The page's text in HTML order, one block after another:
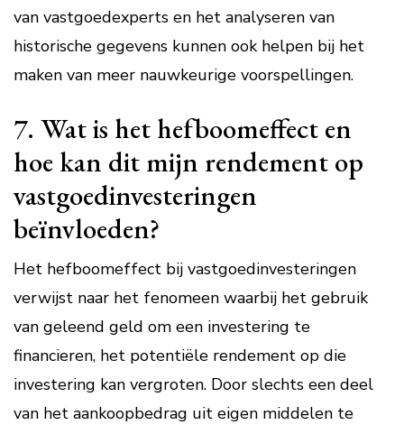
van vastgoedexperts en het analyseren van
historische gegevens kunnen ook helpen bij het
maken van meer nauwkeurige voorspellingen.
7. Wat is het hefboomeffect en
hoe kan dit mijn rendement op
vastgoedinvesteringen
beïnvloeden?
Het hefboomeffect bij vastgoedinvesteringen
verwijst naar het fenomeen waarbij het gebruik
van geleend geld om een investering te
financieren, het potentiële rendement op die
investering kan vergroten. Door slechts een deel
van het aankoopbedrag uit eigen middelen te